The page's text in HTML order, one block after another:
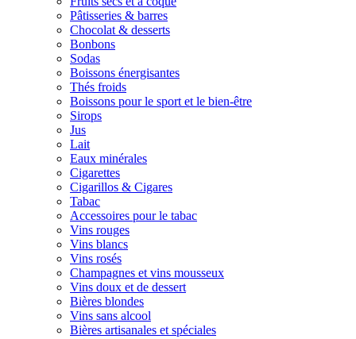
Pâtisseries & barres
Chocolat & desserts
Bonbons
Sodas
Boissons énergisantes
Thés froids
Boissons pour le sport et le bien-être
Sirops
Jus
Lait
Eaux minérales
Cigarettes
Cigarillos & Cigares
Tabac
Accessoires pour le tabac
Vins rouges
Vins blancs
Vins rosés
Champagnes et vins mousseux
Vins doux et de dessert
Bières blondes
Vins sans alcool
Bières artisanales et spéciales